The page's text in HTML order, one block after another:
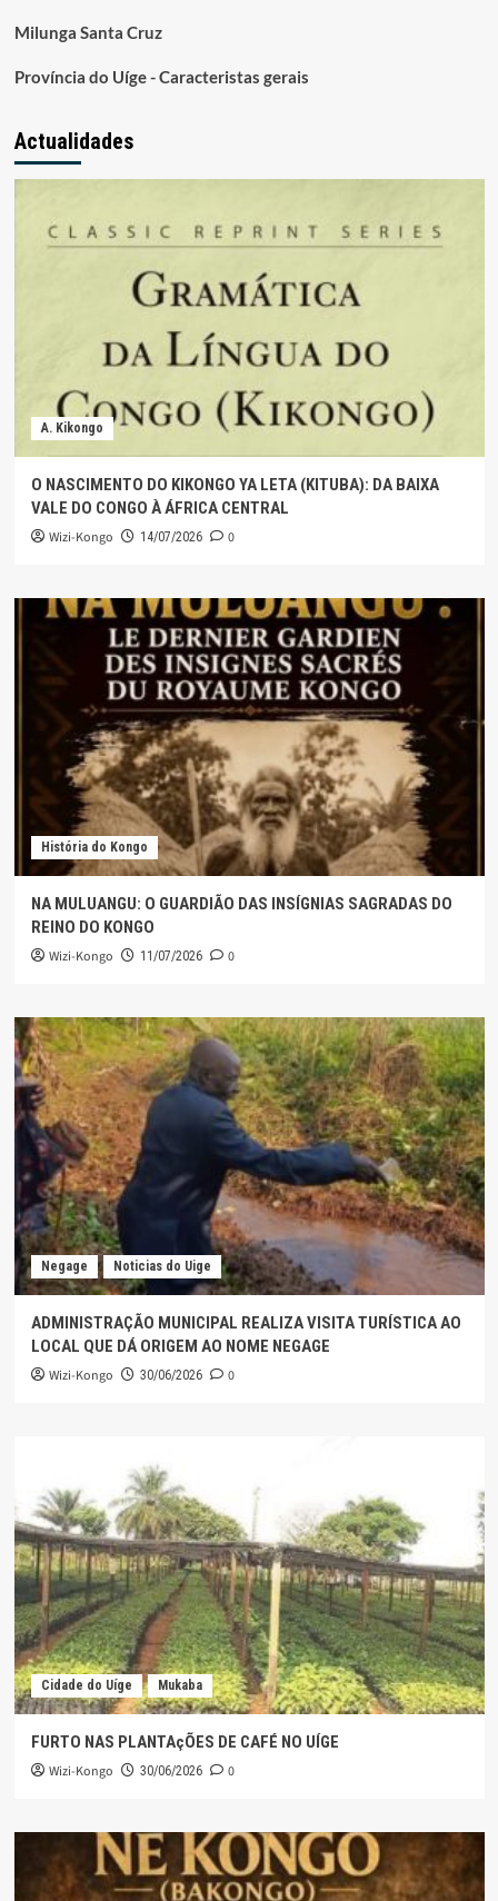
Milunga Santa Cruz
Província do Uíge - Caracteristas gerais
Actualidades
A. Kikongo
O NASCIMENTO DO KIKONGO YA LETA (KITUBA): DA BAIXA
VALE DO CONGO À ÁFRICA CENTRAL
Wizi-Kongo 14/07/2026 0
História do Kongo
NA MULUANGU: O GUARDIÃO DAS INSÍGNIAS SAGRADAS DO
REINO DO KONGO
Wizi-Kongo 11/07/2026 0
Negage Noticias do Uige
ADMINISTRAÇÃO MUNICIPAL REALIZA VISITA TURÍSTICA AO
LOCAL QUE DÁ ORIGEM AO NOME NEGAGE
Wizi-Kongo 30/06/2026 0
Cidade do Uíge Mukaba
FURTO NAS PLANTAçÕES DE CAFÉ NO UÍGE
Wizi-Kongo 30/06/2026 0